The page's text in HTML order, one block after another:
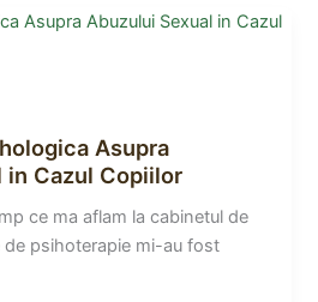
Asupra
in Cazul Copiilor
ce ma aflam la cabinetul de
psihoterapie mi-au fost